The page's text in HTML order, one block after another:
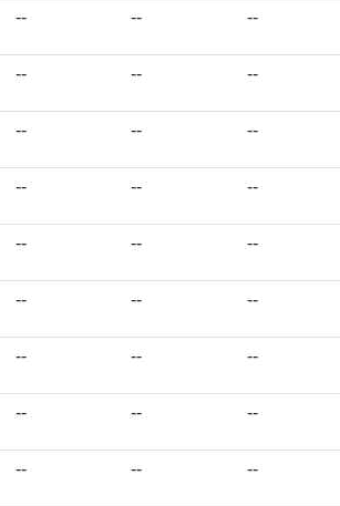
-- -- --
-- -- --
-- -- --
-- -- --
-- -- --
-- -- --
-- -- --
-- -- --
-- -- --